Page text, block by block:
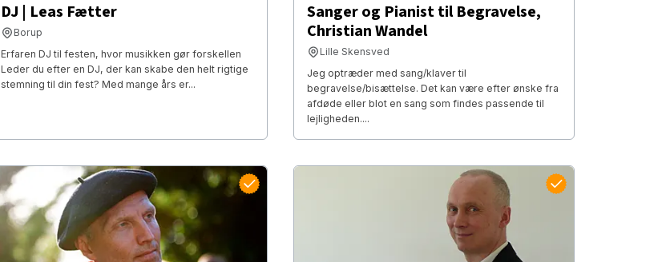
DJ | Leas Fætter
Borup
Erfaren DJ til festen, hvor musikken gør forskellen
Leder du efter en DJ, der kan skabe den helt rigtige
stemning til din fest? Med mange års er...
Sanger og Pianist til Begravelse,
Christian Wandel
Lille Skensved
Jeg optræder med sang/klaver til
begravelse/bisættelse. Det kan være efter ønske fra
afdøde eller blot en sang som findes passende til
lejligheden....